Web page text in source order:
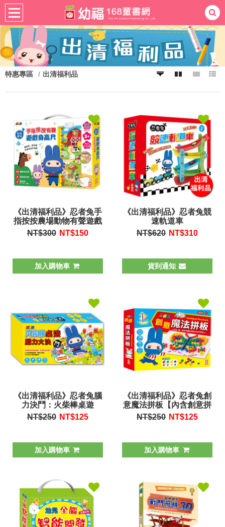
熱門：忍者兔ㄅㄆㄇ學習桌遊掛圖
手指按按
練習本
有聲
3D立體書繪本讀本 最強王
特惠專區 出清福利品
《出清福利品》忍者兔手
指按按農場動物有聲遊戲
身高尺
NT$300 NT$150
加入購物車
《出清福利品》忍者兔競
速軌道車
NT$620 NT$310
貨到通知
《出清福利品》忍者兔腦
力決鬥：火柴棒桌遊
NT$250 NT$125
加入購物車
《出清福利品》忍者兔創
意魔法拼板【內含創意拼
插示範手冊】
NT$250 NT$125
加入購物車